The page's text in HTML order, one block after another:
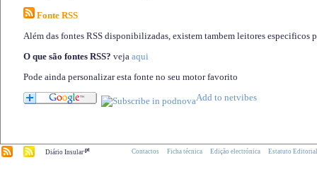
Fonte RSS
Além das fontes RSS disponibilizadas, existem tambem leitores especificos
O que são fontes RSS? veja aqui
Pode ainda personalizar esta fonte no seu motor favorito
Diário Insular.pt Contactos Ficha técnica Edição electrónica Estatuto Editorial